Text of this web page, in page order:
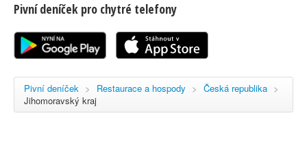
Registrace
Pivní deníček pro chytré telefony
Pivní deníček > Restaurace a hospody > Česká republika >
Jihomoravský kraj